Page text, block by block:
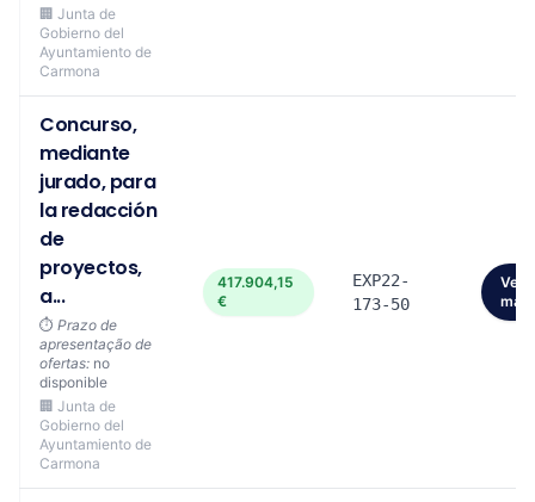
🏢 Junta de
Gobierno del
Ayuntamiento de
Carmona
Concurso,
mediante
jurado, para
la redacción
de
proyectos,
a...
⏱️ Prazo de
apresentação de
ofertas: no
disponible
🏢 Junta de
Gobierno del
Ayuntamiento de
Carmona
417.904,15
€
EXP22-
173-50
Ver
mais